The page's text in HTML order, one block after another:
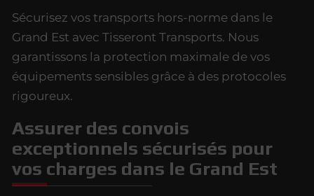
Sécurisez vos transports hors-norme dans le
Grand Est avec Tisseront Transports. Nous
garantissons la protection maximale de vos
équipements sensibles grâce à des protocoles
rigoureux.
Assurer des convois
exceptionnels sécurisés pour
vos charges dans le Grand Est